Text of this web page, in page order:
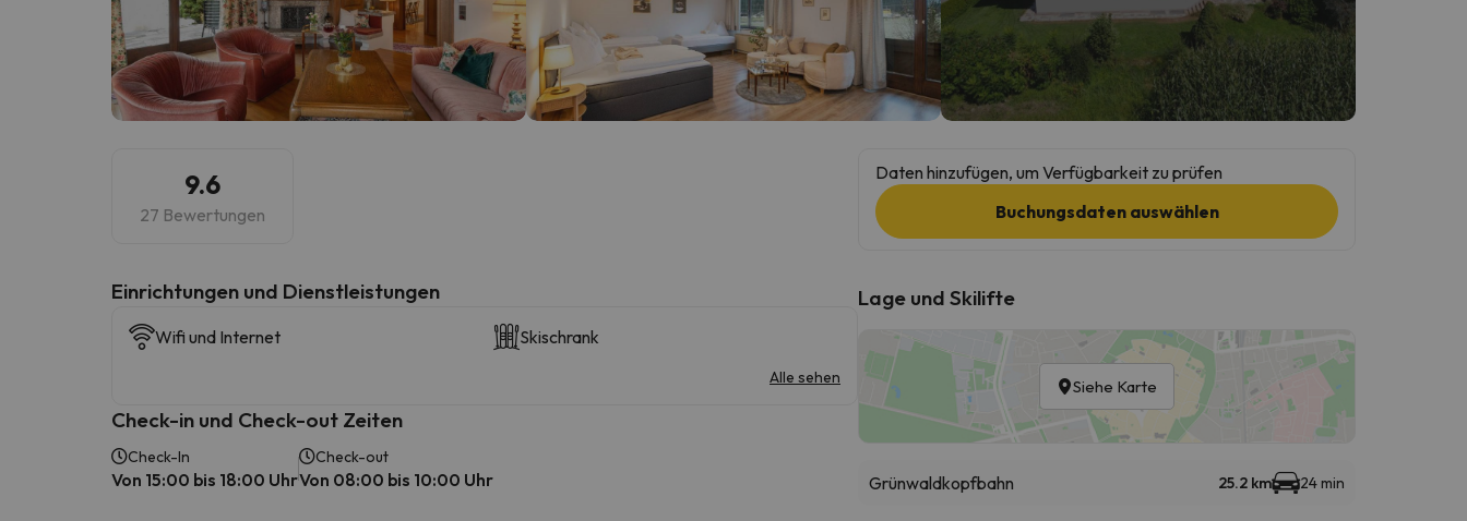
9.6
27 Bewertungen
​Einrichtungen und Dienstleistungen
Wifi und Internet Skischrank
Alle sehen
Check-in und Check-out Zeiten
Check-In
Von 15:00 bis 18:00 Uhr
Check-out
Von 08:00 bis 10:00 Uhr
Daten hinzufügen, um Verfügbarkeit zu prüfen
Buchungsdaten auswählen
Lage und Skilifte
Siehe Karte
Grünwaldkopfbahn 25.2 km 24 min